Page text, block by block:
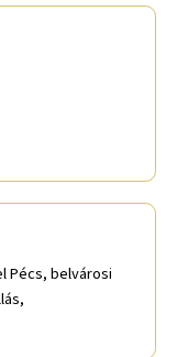
Pécs, belvárosi